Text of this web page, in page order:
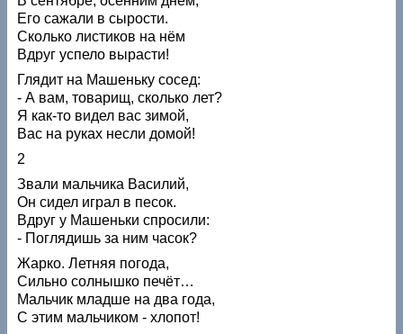
Его сажали в сырости.
Сколько листиков на нём
Вдруг успело вырасти!
Глядит на Машеньку сосед:
- А вам, товарищ, сколько лет?
Я как-то видел вас зимой,
Вас на руках несли домой!
2
Звали мальчика Василий,
Он сидел играл в песок.
Вдруг у Машеньки спросили:
- Поглядишь за ним часок?
Жарко. Летняя погода,
Сильно солнышко печёт…
Мальчик младше на два года,
С этим мальчиком - хлопот!